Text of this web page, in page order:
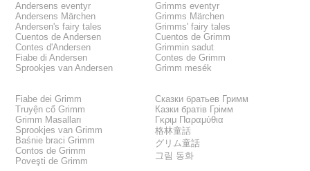
Andersens eventyr
Andersens Märchen
Andersen's fairy tales
Cuentos de Andersen
Contes d'Andersen
Fiabe di Andersen
Sprookjes van Andersen
Grimms eventyr
Grimms Märchen
Grimms' fairy tales
Cuentos de Grimm
Grimmin sadut
Contes de Grimm
Grimm mesék
Fiabe dei Grimm
Truyện cổ Grimm
Grimm Masalları
Sprookjes van Grimm
Baśnie braci Grimm
Contos de Grimm
Poveşti de Grimm
Сказки братьев Гримм
Казки братів Грімм
Γκριμ Παραμύθια
格林童話
グリム童話
그림 동화